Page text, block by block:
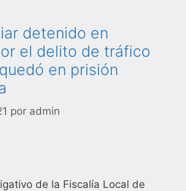
detenido en
el delito de tráfico
en prisión
por admin
de la Fiscalía Local de